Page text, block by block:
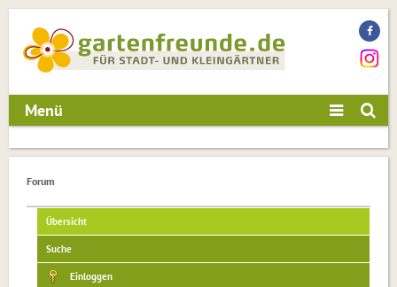
Menü
Forum
Übersicht
Suche
Einloggen